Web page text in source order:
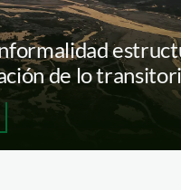
de lo